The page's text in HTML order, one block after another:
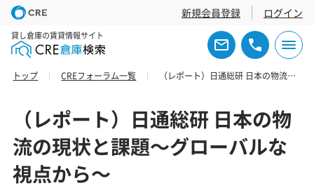
新規会員登録 ログイン
貸し倉庫の賃貸情報サイト
トップ CREフォーラム一覧 （レポート）日通総研 日本の物流の現状と課題～グローバルな視点から～
（レポート）日通総研 日本の物
流の現状と課題～グローバルな
視点から～